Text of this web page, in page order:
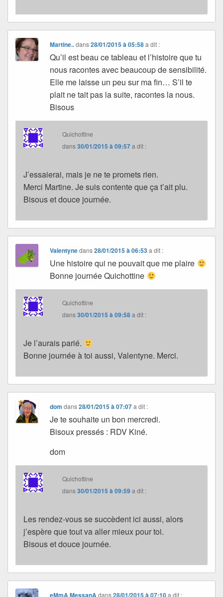
Martine..dans28/01/2015 à 05:58 a dit :
Qu’il est beau ce tableau et l’histoire que tu
nous racontes avec beaucoup de sensibilité.
Elle me laisse un peu sur ma fin… S’il te
plait ne tait pas la suite, racontes la nous.
Bisous
Quichottine
dans30/01/2015 à 09:57a dit :
J’essaierai, mais je ne te promets rien.
Merci Martine. Je suis contente que ça t’ait plu.
Bisous et douce journée.
Valentynedans28/01/2015 à 06:53 a dit :
Une histoire qui ne pouvait que me plaire
Bonne journée Quichottine
Quichottine
dans30/01/2015 à 09:58a dit :
Je l’aurais parié.
Bonne journée à toi aussi, Valentyne. Merci.
dom dans28/01/2015 à 07:07 a dit :
Je te souhaite un bon mercredi.
Bisoux pressés : RDV Kiné.
dom
Quichottine
dans30/01/2015 à 09:59a dit :
Les rendez-vous se succèdent ici aussi, alors
j’espère que tout va aller mieux pour toi.
Bisous et douce journée.
eMmA MessanA dans28/01/2015 à 07:10 a dit :